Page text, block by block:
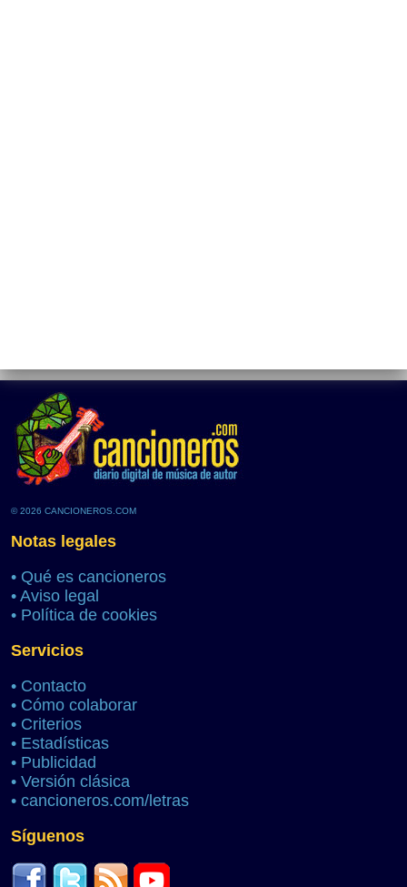
© 2026 CANCIONEROS.COM
Notas legales
• Qué es cancioneros
• Aviso legal
• Política de cookies
Servicios
• Contacto
• Cómo colaborar
• Criterios
• Estadísticas
• Publicidad
• Versión clásica
• cancioneros.com/letras
Síguenos